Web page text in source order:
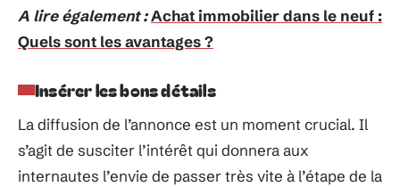
A lire également :Achat immobilier dans le neuf :
Quels sont les avantages ?
Insérer les bons détails
La diffusion de l’annonce est un moment crucial. Il
s’agit de susciter l’intérêt qui donnera aux
internautes l’envie de passer très vite à l’étape de la